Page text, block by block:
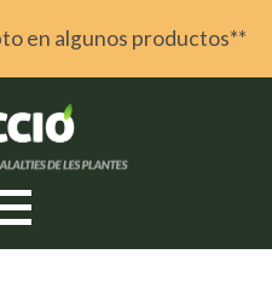
en algunos productos**